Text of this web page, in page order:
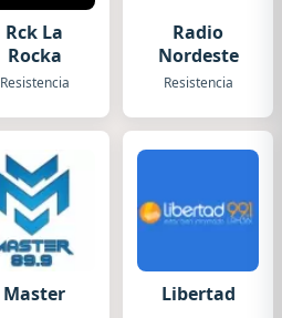
Rck La
Rocka
Resistencia
Radio
Nordeste
Resistencia
Master Libertad